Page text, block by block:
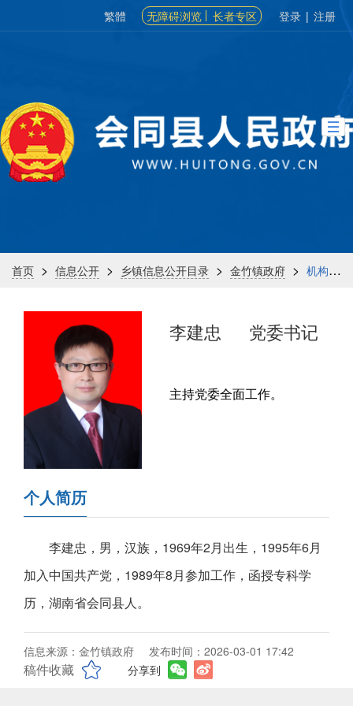
繁體 无障碍浏览 长者专区 登录 | 注册
首页 > 信息公开 > 乡镇信息公开目录 > 金竹镇政府 > 机构信息
李建忠 党委书记
主持党委全面工作。
个人简历
李建忠，男，汉族，1969年2月出生，1995年6月
加入中国共产党，1989年8月参加工作，函授专科学
历，湖南省会同县人。
信息来源：金竹镇政府 发布时间：2026-03-01 17:42
稿件收藏 分享到